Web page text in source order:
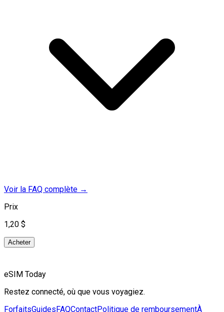
Voir la FAQ complète →
Prix
1,20 $
Acheter
eSIM Today
Restez connecté, où que vous voyagiez.
ForfaitsGuidesFAQContactPolitique de remboursementÀ